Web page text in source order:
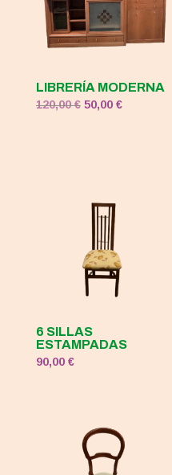
LIBRERÍA MODERNA
120,00€ El
50,00 €El
6 SILLAS
ESTAMPADAS
90,00 €